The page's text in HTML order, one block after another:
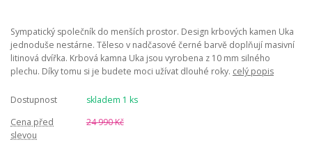
Sympatický společník do menších prostor. Design krbových kamen Uka
jednoduše nestárne. Těleso v nadčasové černé barvě doplňují masivní
litinová dvířka. Krbová kamna Uka jsou vyrobena z 10 mm silného
plechu. Díky tomu si je budete moci užívat dlouhé roky. celý popis
Dostupnost
skladem 1 ks
Cena před
slevou
24 990 Kč